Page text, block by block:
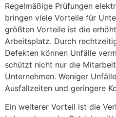
Regelmäßige Prüfungen
bringen viele Vorteile für
größten Vorteile ist die
Arbeitsplatz. Durch
Defekten können Unfälle
schützt nicht nur die
Unternehmen. Weniger
Ausfallzeiten und geringere
Ein weiterer Vorteil ist die